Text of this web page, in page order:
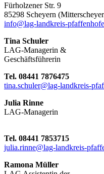
Fürholzener Str. 9
85298 Scheyern
info@lag-landkreis-
Tina Schuler
LAG-Managerin &
Geschäftsführerin
Tel. 08441 7876475
tina.schuler@lag-landkreis-
Julia Rinne
LAG-Managerin
Tel. 08441 7853715
julia.rinne@lag-landkreis-
Ramona Müller